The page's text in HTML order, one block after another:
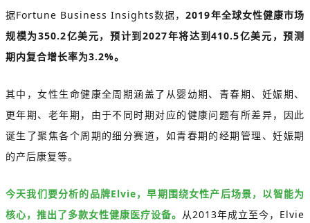
据Fortune Business Insights数据，2019年全球女性健康市场
规模为350.2亿美元，预计到2027年将达到410.5亿美元，预测
期内复合增长率为3.2%。
其中，女性生命健康全周期涵盖了从婴幼期、青春期、妊娠期、
更年期、老年期，由于不同时期对应的健康问题有所差异，因此
诞生了聚焦各个周期的细分赛道，如青春期的经期管理、妊娠期
的产后康复等。
今天我们要分析的品牌Elvie，早期围绕女性产后场景，以智能为
核心，推出了多款女性健康医疗设备。 从2013年成立至今，Elvie